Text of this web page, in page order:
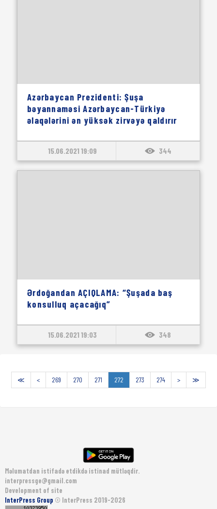
Azərbaycan Prezidenti: Şuşa
bəyannaməsi Azərbaycan-Türkiyə
əlaqələrini ən yüksək zirvəyə qaldırır
15.06.2021 19:09 344
Ərdoğandan AÇIQLAMA: “Şuşada baş
konsulluq açacağıq”
15.06.2021 19:03 348
≪ < 269 270 271 272 273 274 > ≫
Məlumatdan istifadə etdikdə istinad mütləqdir.
interpressge@gmail.com
Development of site
InterPress Group © InterPress 2019-2026